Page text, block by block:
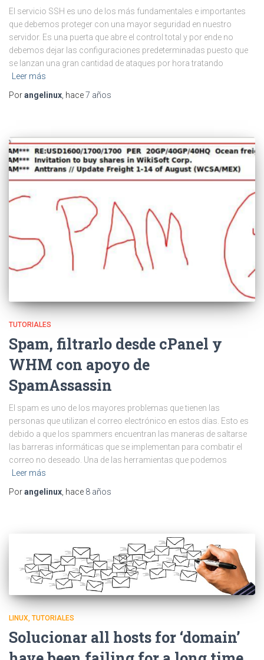
El servicio SSH es uno de los más fundamentales e importantes
que debemos proteger con una mayor seguridad en nuestro
servidor. Es una puerta que abre el control total y por ende no
debemos dejar las configuraciones predeterminadas puesto que
se lanzan una gran cantidad de ataques por hora tratando
Leer más
Porangelinux, hace7 años
TUTORIALES
Spam, filtrarlo desde cPanel y
WHM con apoyo de
SpamAssassin
El spam es uno de los mayores problemas que tienen las
personas que utilizan el correo electrónico en estos días. Esto es
debido a que los spammers encuentran las maneras de saltarse
las barreras informáticas que se implementan para combatir el
correo no deseado. Una de las herramientas que podemos
Leer más
Porangelinux , hace 8 años
LINUX TUTORIALES
Solucionar all hosts for ‘domain’